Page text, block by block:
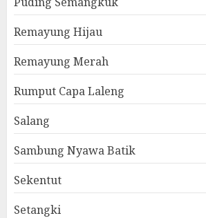
Remayung Hijau
Remayung Merah
Rumput Capa Laleng
Salang
Sambung Nyawa Batik
Sekentut
Setangki